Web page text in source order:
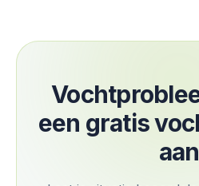
een gratis
aan